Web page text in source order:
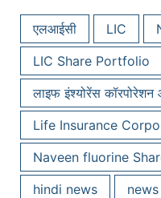
एलआईसी LIC
LIC Share Portfolio
लाइफ इंश्योरेंस
Life Insurance
Naveen fluorine
hindi news